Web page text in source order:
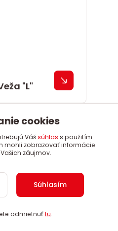
"L"
cookies
Vášsúhlas s použitím
mohli zobrazovať informácie
záujmov.
Súhlasím
odmietnuťtu.